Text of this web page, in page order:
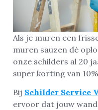
Als je muren een
muren sauzen dé
onze schilders al 20
super korting van
Bij Schilder Service
ervoor dat jouw